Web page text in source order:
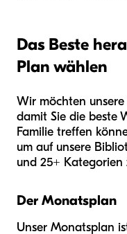
Das Beste
Plan wählen
Wir möchten
damit Sie die beste
Familie treffen
um auf unsere
und 25+ Kategorien
Der Monatsplan
Unser Monatsplan